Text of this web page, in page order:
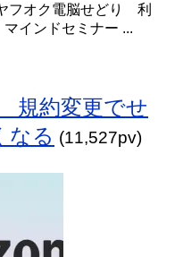
フオク電脳せどり 利
インドセミナー ...
約変更でせ
なる (11,527pv)